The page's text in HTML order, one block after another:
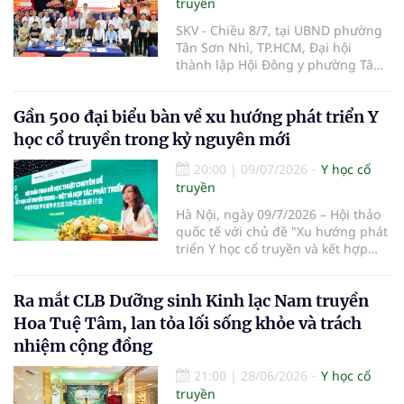
SKV - Chiều 8/7, tại UBND phường
Tân Sơn Nhì, TP.HCM, Đại hội
thành lập Hội Đông y phường Tân
kiện toàn tổ chức Hội Đông y tại cơ
sở, góp phần phát huy vai trò y học
cổ truyền trong chăm sóc sức khỏe
nhân dân.
Gần 500 đại biểu bàn về xu hướng phát triển Y
học cổ truyền trong kỷ nguyên mới
20:00 | 09/07/2026
Y học cổ
truyền
Hà Nội, ngày 09/7/2026 – Hội thảo
quốc tế với chủ đề "Xu hướng phát
triển Y học cổ truyền và kết hợp
– Dược Phenikaa. Sự kiện do Đại
học Phenikaa tổ chức, quy tụ gần
500 đại biểu là đại diện các cơ
viện cùng đông đảo chuyên gia,
nhà khoa học, bác sĩ và giảng viên
Ra mắt CLB Dưỡng sinh Kinh lạc Nam truyền
Hoa Tuệ Tâm, lan tỏa lối sống khỏe và trách
nhiệm cộng đồng
21:00 | 28/06/2026
Y học cổ
truyền